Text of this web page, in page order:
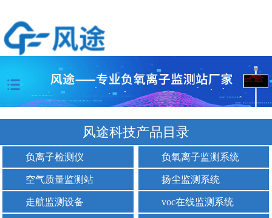
风途科技产品目录
负离子检测仪 负氧离子监测系统
空气质量监测站 扬尘监测系统
走航监测设备 voc在线监测系统